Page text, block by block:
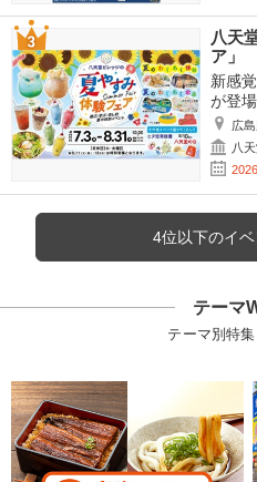
八天
ア」
新感
が登場
広
八
4位以下のイ
テーマ
テーマ別特